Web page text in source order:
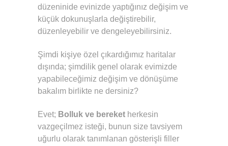
düzeninide evinizde yaptığınız değişim ve
küçük dokunuşlarla değiştirebilir,
düzenleyebilir ve dengeleyebilirsiniz.
Şimdi kişiye özel çıkardığımız haritalar
dışında; şimdilik genel olarak evimizde
yapabileceğimiz değişim ve dönüşüme
bakalım birlikte ne dersiniz?
Evet; Bolluk ve bereket herkesin
vazgeçilmez isteği, bunun size tavsiyem
uğurlu olarak tanımlanan gösterişli filler